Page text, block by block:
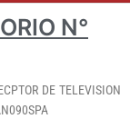
N°
DE TELEVISION